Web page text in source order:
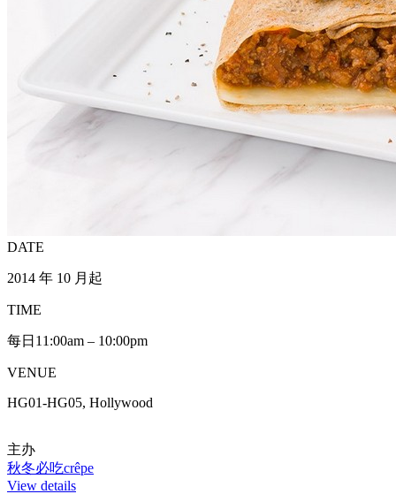
DATE
2014 年 10 月起
TIME
每日11:00am – 10:00pm
VENUE
HG01-HG05, Hollywood
主办
秋冬必吃crêpe
View details